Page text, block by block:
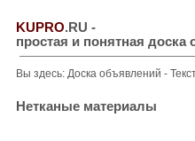
KUPRO.RU -
простая и понятная доска
Вы здесь: Доска объявлений -
Нетканые материалы